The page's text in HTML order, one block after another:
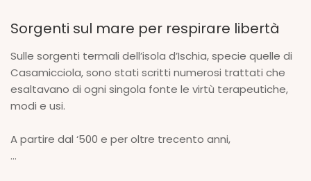
Sorgenti sul mare per respirare libertà
Sulle sorgenti termali dell’isola d’Ischia, specie quelle di
Casamicciola, sono stati scritti numerosi trattati che
esaltavano di ogni singola fonte le virtù terapeutiche,
modi e usi.
A partire dal ‘500 e per oltre trecento anni,
...